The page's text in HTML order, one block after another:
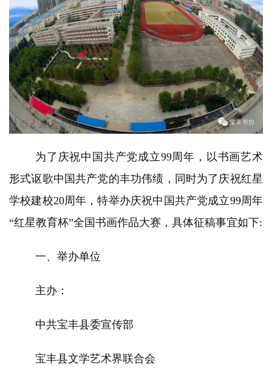
为了庆祝中国共产党成立99周年，以书画艺术
形式讴歌中国共产党的丰功伟绩，同时为了庆祝红星
学校建校20周年，特举办庆祝中国共产党成立99周年
“红星教育杯”全国书画作品大赛，具体征稿事宜如下:
一、举办单位
主办：
中共宝丰县委宣传部
宝丰县文学艺术界联合会